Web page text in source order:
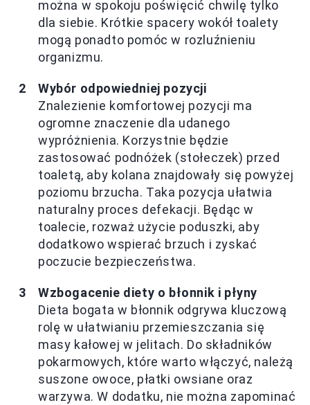
można w spokoju poświęcić chwilę tylko
dla siebie. Krótkie spacery wokół toalety
mogą ponadto pomóc w rozluźnieniu
organizmu.
Wybór odpowiedniej pozycji
Znalezienie komfortowej pozycji ma
ogromne znaczenie dla udanego
wypróżnienia. Korzystnie będzie
zastosować podnóżek (stołeczek) przed
toaletą, aby kolana znajdowały się powyżej
poziomu brzucha. Taka pozycja ułatwia
naturalny proces defekacji. Będąc w
toalecie, rozważ użycie poduszki, aby
dodatkowo wspierać brzuch i zyskać
poczucie bezpieczeństwa.
Wzbogacenie diety o błonnik i płyny
Dieta bogata w błonnik odgrywa kluczową
rolę w ułatwianiu przemieszczania się
masy kałowej w jelitach. Do składników
pokarmowych, które warto włączyć, należą
suszone owoce, płatki owsiane oraz
warzywa. W dodatku, nie można zapominać